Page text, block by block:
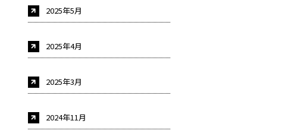
2025年5月
2025年4月
2025年3月
2024年11月